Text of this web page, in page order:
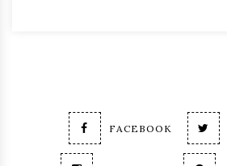
FACEBOOK